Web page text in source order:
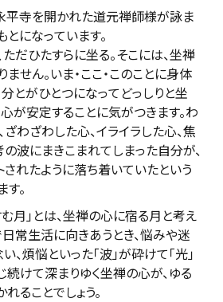
平寺を開かれた道元禅師様が詠ま
になっています。
だひたすらに坐る。そこには、坐禅
せん。いま・ここ・このことに身体
とがひとつになってどっしりと坐
が安定することに気がつきます。わ
わざわした心、イライラした心、焦
波にまきこまれてしまった自分が、
れたように落ち着いていたという
。
月」とは、坐禅の心に宿る月と考え
常生活に向きあうとき、悩みや迷
、煩悩といった「波」が砕けて「光」
続けて深まりゆく坐禅の心が、ゆる
ることでしょう。